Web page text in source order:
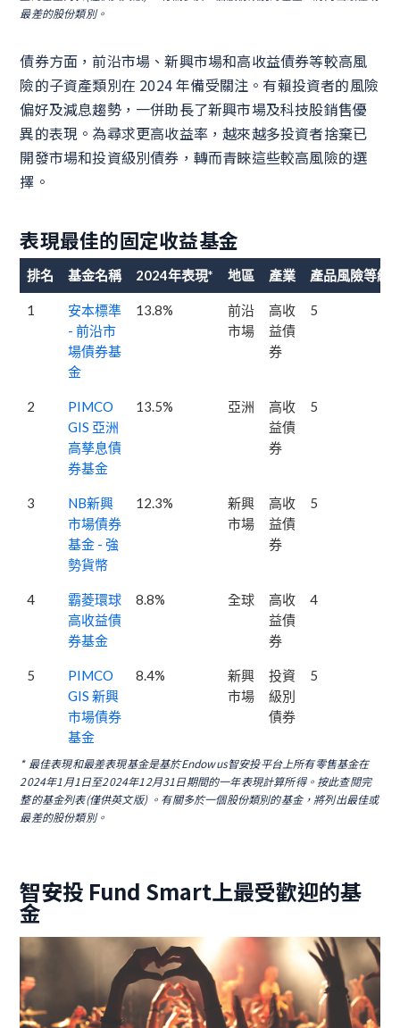
最差的股份類別。
債券方面，前沿市場、新興市場和高收益債券等較高風
險的子資產類別在 2024 年備受關注。有賴投資者的風險
偏好及減息趨勢，一併助長了新興市場及科技股銷售優
異的表現。為尋求更高收益率，越來越多投資者捨棄已
開發市場和投資級別債券，轉而青睞這些較高風險的選
擇。
表現最佳的固定收益基金
排名 基金名稱 2024年表現* 地區 產業 產品風險等級
1
安本標準
- 前沿市
場債券基
金
13.8%
前沿
市場
高收
益債
券
5
2
PIMCO
GIS 亞洲
高孳息債
券基金
13.5% 亞洲
高收
益債
券
5
3
NB新興
市場債券
基金 - 強
勢貨幣
12.3%
新興
市場
高收
益債
券
5
4
霸菱環球
高收益債
券基金
8.8% 全球
高收
益債
券
4
5
PIMCO
GIS 新興
市場債券
基金
8.4%
新興
市場
投資
級別
債券
5
* 最佳表現和最差表現基金是基於Endowus智安投平台上所有零售基金在
2024年1月1日至2024年12月31日期間的一年表現計算所得。 按此查閱完
整的基金列表(僅供英文版) 。有關多於一個股份類別的基金，將列出最佳或
最差的股份類別。
智安投 Fund Smart上最受歡迎的基
金